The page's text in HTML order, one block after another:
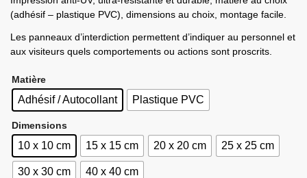
(adhésif – plastique PVC), dimensions au choix, montage facile.
Les panneaux d’interdiction permettent d’indiquer au personnel et
aux visiteurs quels comportements ou actions sont proscrits.
Matière
Adhésif / Autocollant Plastique PVC
Dimensions
10 x 10 cm 15 x 15 cm 20 x 20 cm 25 x 25 cm
30 x 30 cm 40 x 40 cm